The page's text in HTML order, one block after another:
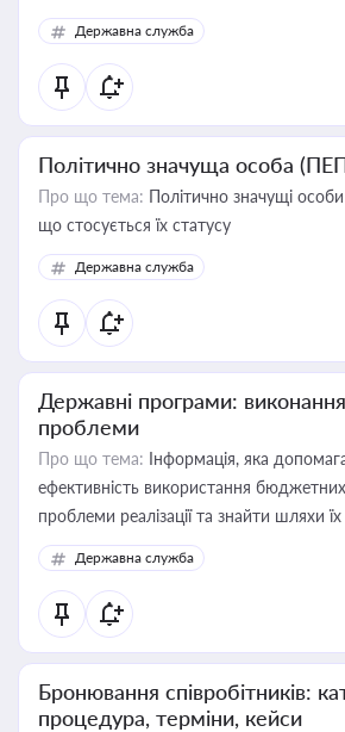
Державна служба
Політично значуща особа
Про що тема: Політично значущі
що стосується їх статусу
Державна служба
Державні програми:
проблеми
Про що тема: Інформація, яка
ефективність використання
проблеми реалізації та знайти шляхи
Державна служба
Бронювання співробітників:
процедура, терміни, кейси